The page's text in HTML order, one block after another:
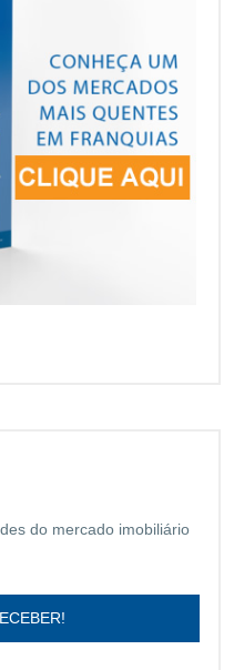
do mercado imobiliário